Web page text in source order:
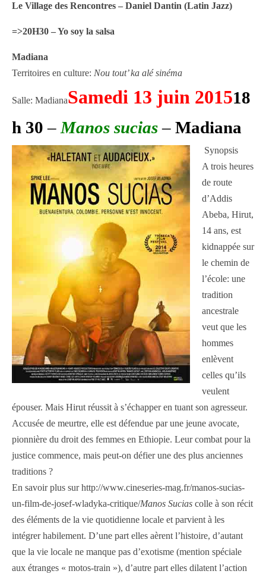
Le Village des Rencontres – Daniel Dantin (Latin Jazz)
=>20H30 – Yo soy la salsa
Madiana
Territoires en culture: Nou tout’ ka alé sinéma
Salle: MadianaSamedi 13 juin 201518
h 30 – Manos sucias– Madiana
Synopsis
A trois heures
de route
d’Addis
Abeba, Hirut,
14 ans, est
kidnappée sur
le chemin de
l’école: une
tradition
ancestrale
veut que les
hommes
enlèvent
celles qu’ils
veulent
épouser. Mais Hirut réussit à s’échapper en tuant son agresseur.
Accusée de meurtre, elle est défendue par une jeune avocate,
pionnière du droit des femmes en Ethiopie. Leur combat pour la
justice commence, mais peut-on défier une des plus anciennes
traditions ?
En savoir plus sur http://www.cineseries-mag.fr/manos-sucias-
un-film-de-josef-wladyka-critique/Manos Sucias colle à son récit
des éléments de la vie quotidienne locale et parvient à les
intégrer habilement. D’une part elles aèrent l’histoire, d’autant
que la vie locale ne manque pas d’exotisme (mention spéciale
aux étranges « motos-train »), d’autre part elles dilatent l’action